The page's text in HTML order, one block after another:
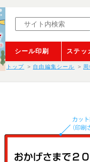
シール印刷 ステッ
トップ 自由編集シール